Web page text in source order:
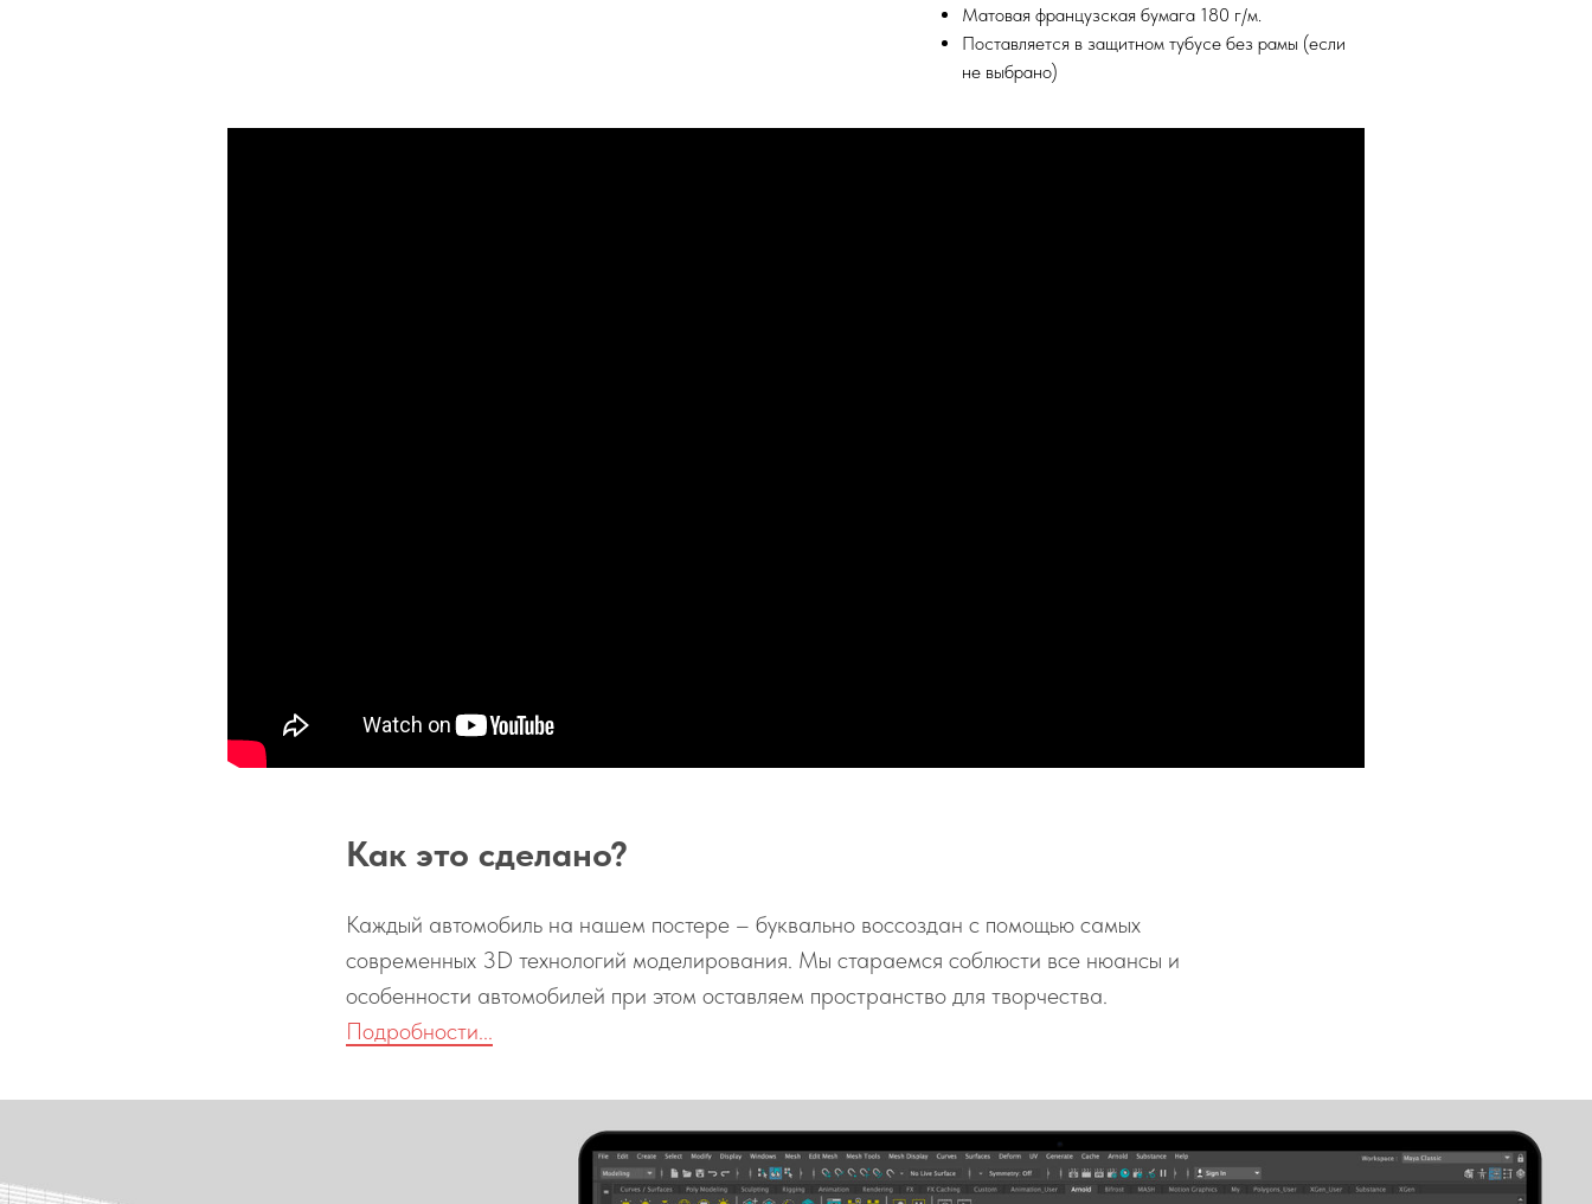
Матовая французская бумага 180 г/м.
Поставляется в защитном тубусе без рамы (если
не выбрано)
Как это сделано?
Каждый автомобиль на нашем постере – буквально воссоздан с помощью самых
современных 3D технологий моделирования. Мы стараемся соблюсти все нюансы и
особенности автомобилей при этом оставляем пространство для творчества.
Подробности...